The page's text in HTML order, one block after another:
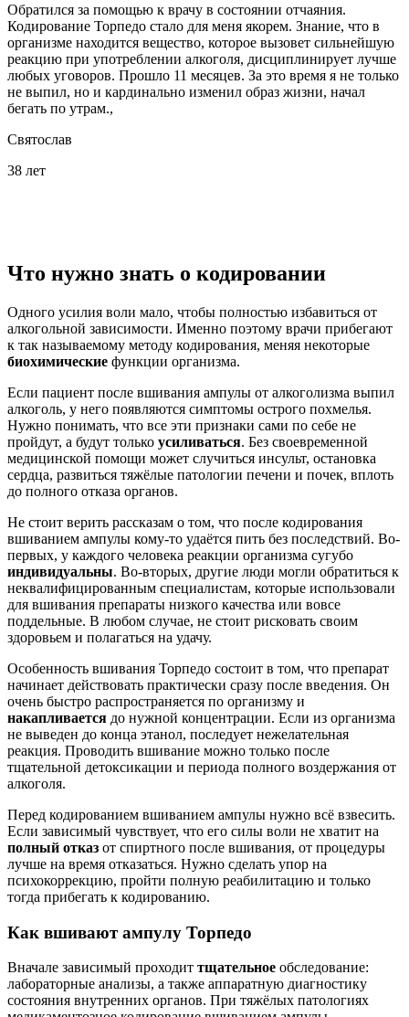
Обратился за помощью к врачу в состоянии отчаяния.
Кодирование Торпедо стало для меня якорем. Знание, что в
организме находится вещество, которое вызовет сильнейшую
реакцию при употреблении алкоголя, дисциплинирует лучше
любых уговоров. Прошло 11 месяцев. За это время я не только
не выпил, но и кардинально изменил образ жизни, начал
бегать по утрам.,
Святослав
38 лет
Что нужно знать о кодировании
Одного усилия воли мало, чтобы полностью избавиться от
алкогольной зависимости. Именно поэтому врачи прибегают
к так называемому методу кодирования, меняя некоторые
биохимические функции организма.
Если пациент после вшивания ампулы от алкоголизма выпил
алкоголь, у него появляются симптомы острого похмелья.
Нужно понимать, что все эти признаки сами по себе не
пройдут, а будут только усиливаться. Без своевременной
медицинской помощи может случиться инсульт, остановка
сердца, развиться тяжёлые патологии печени и почек, вплоть
до полного отказа органов.
Не стоит верить рассказам о том, что после кодирования
вшиванием ампулы кому-то удаётся пить без последствий. Во-
первых, у каждого человека реакции организма сугубо
индивидуальны. Во-вторых, другие люди могли обратиться к
неквалифицированным специалистам, которые использовали
для вшивания препараты низкого качества или вовсе
поддельные. В любом случае, не стоит рисковать своим
здоровьем и полагаться на удачу.
Особенность вшивания Торпедо состоит в том, что препарат
начинает действовать практически сразу после введения. Он
очень быстро распространяется по организму и
накапливается до нужной концентрации. Если из организма
не выведен до конца этанол, последует нежелательная
реакция. Проводить вшивание можно только после
тщательной детоксикации и периода полного воздержания от
алкоголя.
Перед кодированием вшиванием ампулы нужно всё взвесить.
Если зависимый чувствует, что его силы воли не хватит на
полный отказ от спиртного после вшивания, от процедуры
лучше на время отказаться. Нужно сделать упор на
психокоррекцию, пройти полную реабилитацию и только
тогда прибегать к кодированию.
Как вшивают ампулу Торпедо
Вначале зависимый проходит тщательное обследование:
лабораторные анализы, а также аппаратную диагностику
состояния внутренних органов. При тяжёлых патологиях